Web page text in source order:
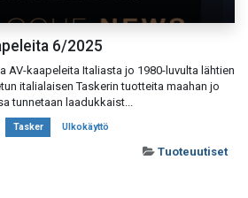
6/2025
AV-kaapeleita Italiasta jo 1980-luvulta lähtien
italialaisen Taskerin tuotteita maahan jo
tunnetaan laadukkaist...
Tasker Ulkokäyttö
Tuoteuutiset